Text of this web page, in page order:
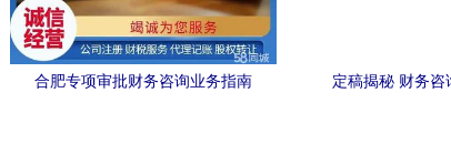
合肥专项审批财务咨询业务指南
定稿揭秘 财务